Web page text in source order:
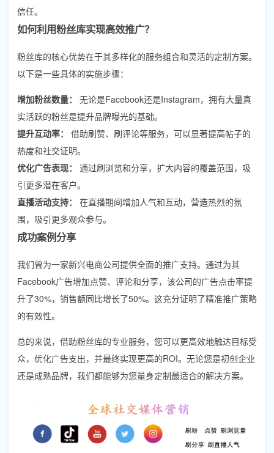
信任。
如何利用粉丝库实现高效推广？
粉丝库的核心优势在于其多样化的服务组合和灵活的定制方案。
以下是一些具体的实施步骤：
增加粉丝数量：
无论是Facebook还是Instagram，拥有大量真
实活跃的粉丝是提升品牌曝光的基础。
提升互动率：
借助刷赞、刷评论等服务，可以显著提高帖子的
热度和社交证明。
优化广告表现：
通过刷浏览和分享，扩大内容的覆盖范围，吸
引更多潜在客户。
直播活动支持：
在直播期间增加人气和互动，营造热烈的氛
围，吸引更多观众参与。
成功案例分享
我们曾为一家新兴电商公司提供全面的推广支持。通过为其
Facebook广告增加点赞、评论和分享，该公司的广告点击率提
升了30%，销售额同比增长了50%。这充分证明了精准推广策略
的有效性。
总的来说，借助粉丝库的专业服务，您可以更高效地触达目标受
众，优化广告支出，并最终实现更高的ROI。无论您是初创企业
还是成熟品牌，我们都能够为您量身定制最适合的解决方案。